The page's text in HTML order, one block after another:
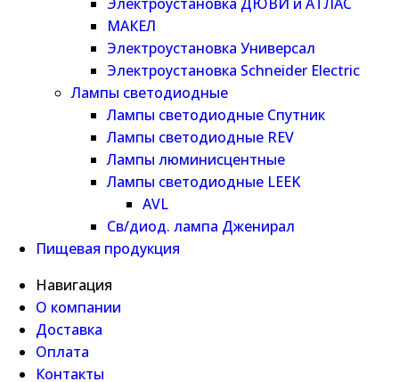
Электроустановка ДЮВИ и АТЛАС
МАКЕЛ
Электроустановка Универсал
Электроустановка Schneider Electric
Лампы светодиодные
Лампы светодиодные Спутник
Лампы светодиодные REV
Лампы люминисцентные
Лампы светодиодные LEEK
AVL
Св/диод. лампа Дженирал
Пищевая продукция
Навигация
О компании
Доставка
Оплата
Контакты